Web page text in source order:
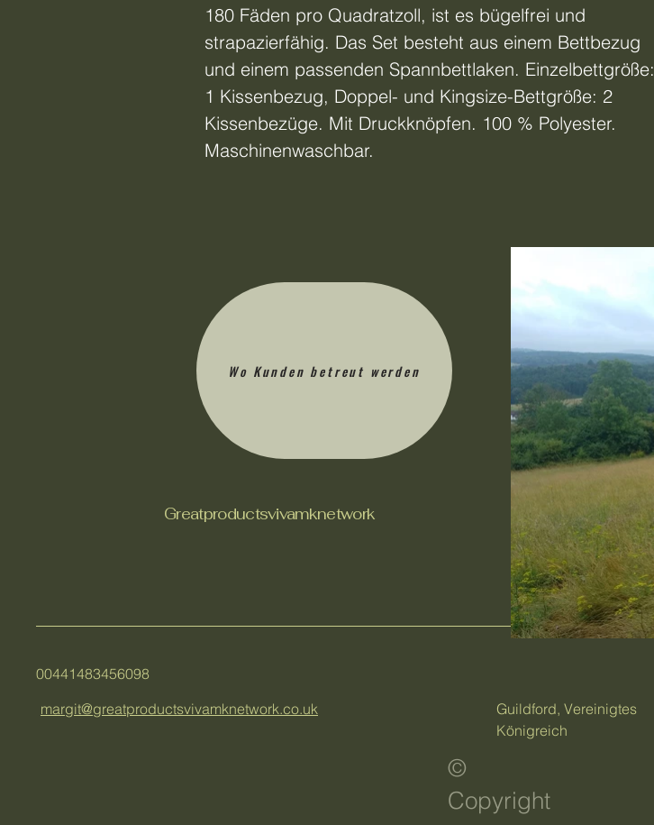
180 Fäden pro Quadratzoll, ist es bügelfrei und
strapazierfähig. Das Set besteht aus einem Bettbezug
und einem passenden Spannbettlaken. Einzelbettgröße:
1 Kissenbezug, Doppel- und Kingsize-Bettgröße: 2
Kissenbezüge. Mit Druckknöpfen. 100 % Polyester.
Maschinenwaschbar.
Greatproductsvivamknetwork
Wo Kunden betreut werden
00441483456098
margit@greatproductsvivamknetwork.co.uk
Guildford, Vereinigtes
Königreich
©
Copyright